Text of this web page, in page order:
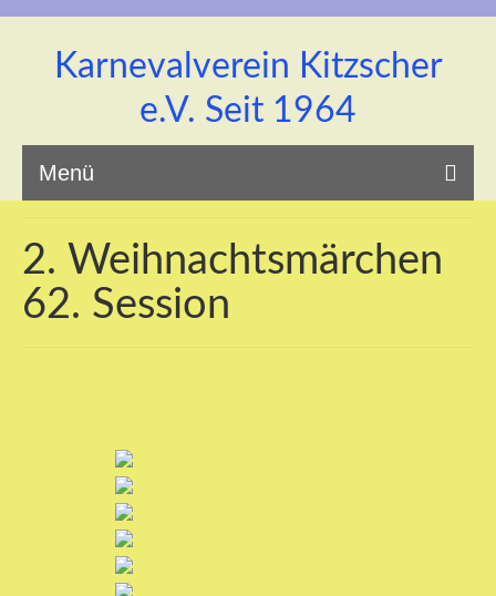
Karnevalverein Kitzscher
e.V. Seit 1964
Menü
Startseite
Unsere Prinzenpaar
2. Weihnachtsmärchen
62. Session